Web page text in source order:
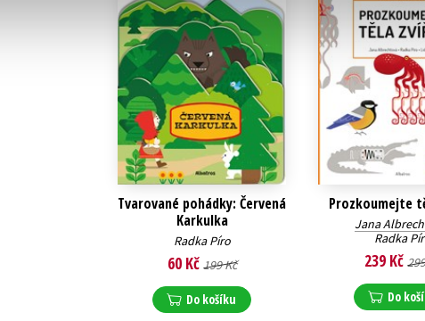
Tvarované pohádky: Červená
Karkulka
Radka Píro
60 Kč 199 Kč
Do košíku
Prozkoumejte
Jana
Radka
239 Kč
Do